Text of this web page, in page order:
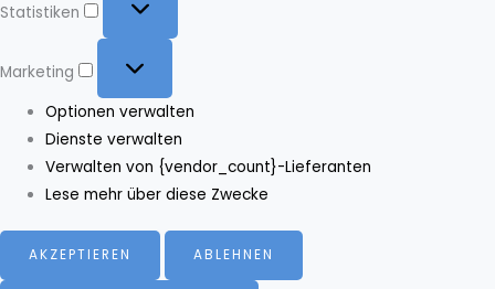
Statistiken
Marketing
Optionen verwalten
Dienste verwalten
Verwalten von {vendor_count}-Lieferanten
Lese mehr über diese Zwecke
AKZEPTIEREN ABLEHNEN